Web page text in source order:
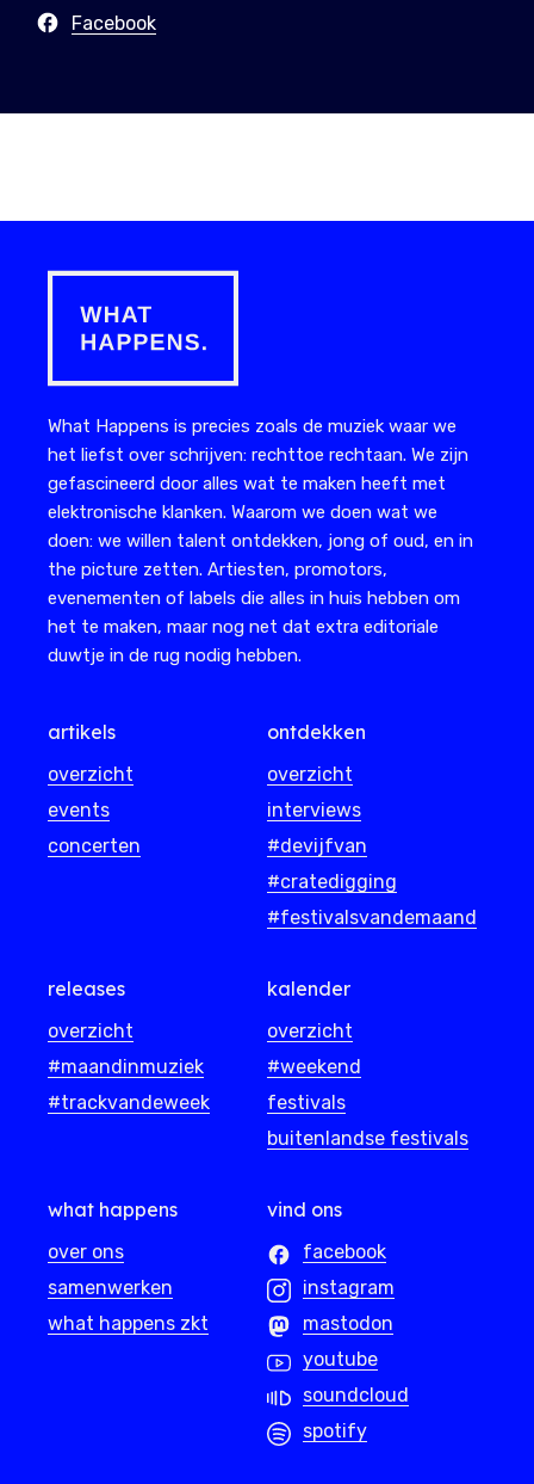
Facebook
What Happens is precies zoals de muziek waar we
het liefst over schrijven: rechttoe rechtaan. We zijn
gefascineerd door alles wat te maken heeft met
elektronische klanken. Waarom we doen wat we
doen: we willen talent ontdekken, jong of oud, en in
the picture zetten. Artiesten, promotors,
evenementen of labels die alles in huis hebben om
het te maken, maar nog net dat extra editoriale
duwtje in de rug nodig hebben.
artikels
overzicht
events
concerten
ontdekken
overzicht
interviews
#devijfvan
#cratedigging
#festivalsvandemaand
releases
overzicht
#maandinmuziek
#trackvandeweek
kalender
overzicht
#weekend
festivals
buitenlandse festivals
what happens
over ons
samenwerken
what happens zkt
vind ons
facebook
instagram
mastodon
youtube
soundcloud
spotify